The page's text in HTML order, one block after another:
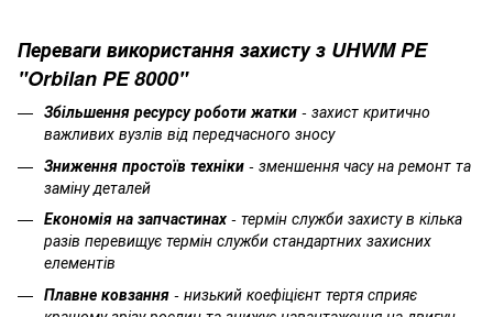
Переваги використання захисту з UHWM PE
"Orbilan PE 8000"
Збільшення ресурсу роботи жатки - захист критично
важливих вузлів від передчасного зносу
Зниження простоїв техніки - зменшення часу на ремонт та
заміну деталей
Економія на запчастинах - термін служби захисту в кілька
разів перевищує термін служби стандартних захисних
елементів
Плавне ковзання - низький коефіцієнт тертя сприяє